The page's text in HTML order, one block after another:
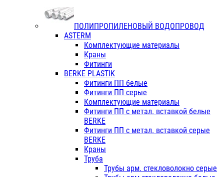
ПОЛИПРОПИЛЕНОВЫЙ ВОДОПРОВОД
ASTERM
Комплектующие материалы
Краны
Фитинги
BERKE PLASTIK
Фитинги ПП белые
Фитинги ПП серые
Комплектующие материалы
Фитинги ПП с метал. вставкой белые
BERKE
Фитинги ПП с метал. вставкой серые
BERKE
Краны
Труба
Трубы арм. стекловолокно серые